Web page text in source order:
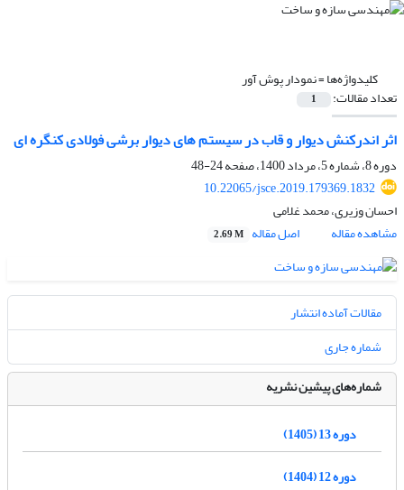
کلیدواژه‌ها =نمودار پوش آور
تعداد مقالات: 1
اثر اندرکنش دیوار و قاب در سیستم های دیوار برشی فولادی کنگره ای
دوره 8، شماره 5، مرداد 1400، صفحه
24-48
10.22065/jsce.2019.179369.1832
احسان وزیری، محمد غلامی
مشاهده مقاله
اصل مقاله 2.69 M
مقالات آماده انتشار
شماره جاری
شماره‌های پیشین نشریه
دوره 13 (1405)
دوره 12 (1404)